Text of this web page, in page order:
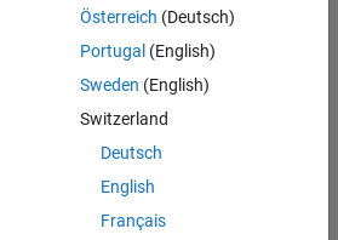
Österreich (Deutsch)
Portugal (English)
Sweden (English)
Switzerland
Deutsch
English
Français